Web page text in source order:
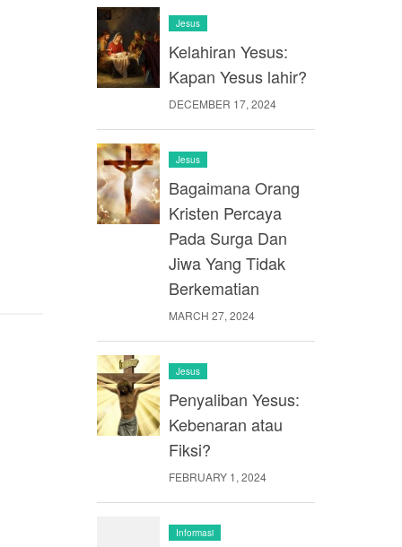
Jesus
Kelahiran Yesus:
Kapan Yesus lahir?
DECEMBER 17, 2024
Jesus
Bagaimana Orang
Kristen Percaya
Pada Surga Dan
Jiwa Yang Tidak
Berkematian
MARCH 27, 2024
Jesus
Penyaliban Yesus:
Kebenaran atau
Fiksi?
FEBRUARY 1, 2024
Informasi